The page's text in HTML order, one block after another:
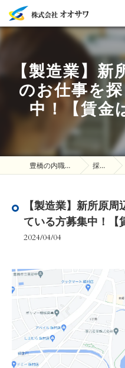
【製造業】
のお仕事を
中！【賃金
豊橋の内職は株式会社オオサワ 採用ブログ
【製造業】新所原
ている方募集中！【
2024/04/04